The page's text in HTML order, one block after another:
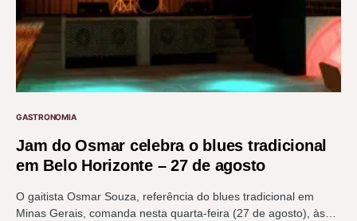
GASTRONOMIA
Jam do Osmar celebra o blues tradicional
em Belo Horizonte – 27 de agosto
O gaitista Osmar Souza, referência do blues tradicional em
Minas Gerais, comanda nesta quarta-feira (27 de agosto), às…